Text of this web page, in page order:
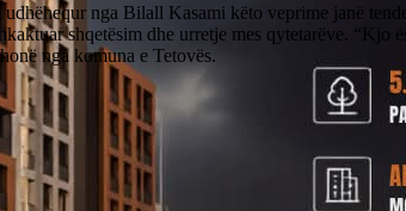
udhëhequr nga Bilall Kasami këto veprime janë
shqetësim dhe urretje mes qytetarëve. “Kjo
nga komuna e Tetovës.